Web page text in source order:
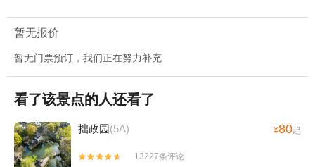
暂无报价
暂无门票预订，我们正在努力补充
看了该景点的人还看了
拙政园(5A) ¥80起


13227条评论